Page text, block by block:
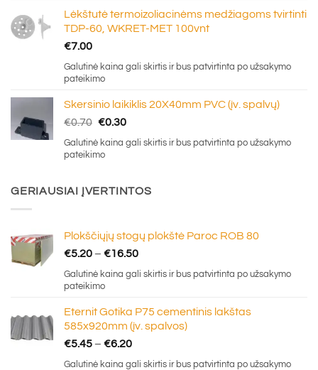
Lėkštutė termoizoliacinėms medžiagoms tvirtinti
TDP-60, WKRET-MET 100vnt
€7.00
Galutinė kaina gali skirtis ir bus patvirtinta po užsakymo
pateikimo
Skersinio laikiklis 20X40mm PVC (įv. spalvų)
€0.70 Original
price
was:
€0.30Current
price
is:
Galutinė kaina gali skirtis ir bus patvirtinta po užsakymo
pateikimo
GERIAUSIAI ĮVERTINTOS
Plokščiųjų stogų plokštė Paroc ROB 80
€5.20 – €16.50Price
range:
€16.50
Galutinė kaina gali skirtis ir bus patvirtinta po užsakymo
pateikimo
Eternit Gotika P75 cementinis lakštas
585x920mm (įv. spalvos)
€5.45 – €6.20Price
range:
Galutinė kaina gali skirtis ir bus patvirtinta po užsakymo